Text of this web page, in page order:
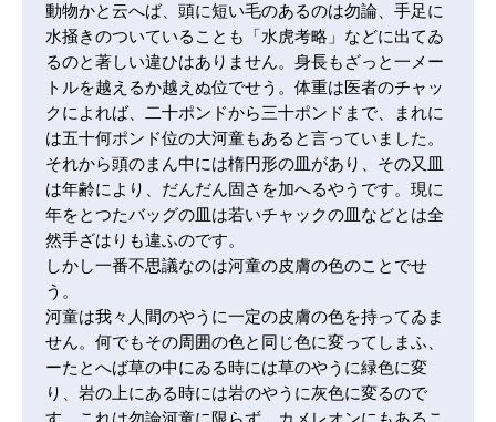
動物かと云へば、頭に短い毛のあるのは勿論、手足に
水掻きのついていることも「水虎考略」などに出てゐ
るのと著しい違ひはありません。身長もざっと一メー
トルを越えるか越えぬ位でせう。体重は医者のチャッ
クによれば、二十ポンドから三十ポンドまで、まれに
は五十何ポンド位の大河童もあると言っていました。
それから頭のまん中には楕円形の皿があり、その又皿
は年齢により、だんだん固さを加へるやうです。現に
年をとつたバッグの皿は若いチャックの皿などとは全
然手ざはりも違ふのです。
しかし一番不思議なのは河童の皮膚の色のことでせ
う。
河童は我々人間のやうに一定の皮膚の色を持ってゐま
せん。何でもその周囲の色と同じ色に変ってしまふ、
ーたとへば草の中にゐる時には草のやうに緑色に変
り、岩の上にある時には岩のやうに灰色に変るので
す。これは勿論河童に限らず、カメレオンにもあるこ